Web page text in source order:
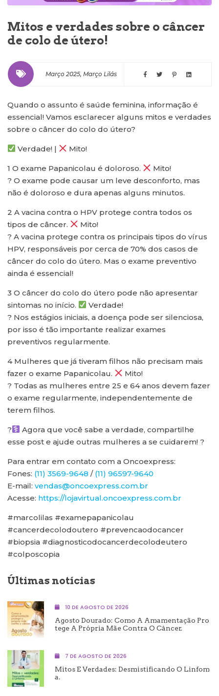
Mitos e verdades sobre o câncer
de colo de útero!
Março 2025, Março Lilás
Quando o assunto é saúde feminina, informação é
essencial! Vamos esclarecer alguns mitos e verdades
sobre o câncer do colo do útero?
Verdade! | Mito!
1 O exame Papanicolau é doloroso.
Mito!
? O exame pode causar um leve desconforto, mas
não é doloroso e dura apenas alguns minutos.
2 A vacina contra o HPV protege contra todos os
tipos de câncer.
Mito!
? A vacina protege contra os principais tipos do vírus
HPV, responsáveis por cerca de 70% dos casos de
câncer do colo do útero. Mas o exame preventivo
ainda é essencial!
3 O câncer do colo do útero pode não apresentar
sintomas no início.
Verdade!
? Nos estágios iniciais, a doença pode ser silenciosa,
por isso é tão importante realizar exames
preventivos regularmente.
4Mulheres que já tiveram filhos não precisam mais
fazer o exame Papanicolau.
Mito!
? Todas as mulheres entre 25 e 64 anos devem fazer
o exame regularmente, independentemente de
terem filhos.
?‍
Agora que você sabe a verdade, compartilhe
esse post e ajude outras mulheres a se cuidarem! ?
Para entrar em contato com a Oncoexpress:
Fones: (11) 3569-9648 / (11) 96597-9640
E-mail: vendas@oncoexpress.com.br
Acesse: https://lojavirtual.oncoexpress.com.br
#marcolilas #examepapanicolau
#cancerdecolodoutero #prevencaodocancer
#biopsia #diagnosticodocancerdecolodeutero
#colposcopia
Últimas notícias
10 DE AGOSTO DE 2026
Agosto Dourado: Como A Amamentação Pro
Tege A Própria Mãe Contra O Câncer.
7 DE AGOSTO DE 2026
Mitos E Verdades: Desmistificando O Linfom
A.